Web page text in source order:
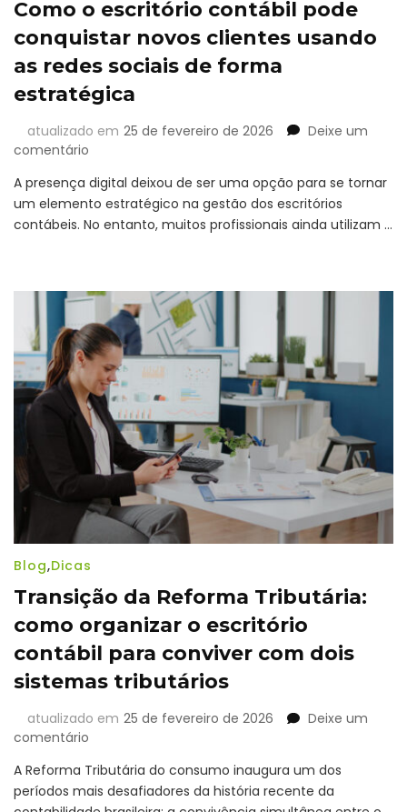
Como o escritório contábil pode
conquistar novos clientes usando
as redes sociais de forma
estratégica
atualizado em 25 de fevereiro de 2026
Deixe um
comentário
o
escritório
contábil
clientes
usando
as
redes
sociais
de
forma
estratégica
A presença digital deixou de ser uma opção para se tornar
um elemento estratégico na gestão dos escritórios
contábeis. No entanto, muitos profissionais ainda utilizam …
Blog,Dicas
Transição da Reforma Tributária:
como organizar o escritório
contábil para conviver com dois
sistemas tributários
atualizado em 25 de fevereiro de 2026
Deixe um
comentário
da
Reforma
A Reforma Tributária do consumo inaugura um dos
períodos mais desafiadores da história recente da